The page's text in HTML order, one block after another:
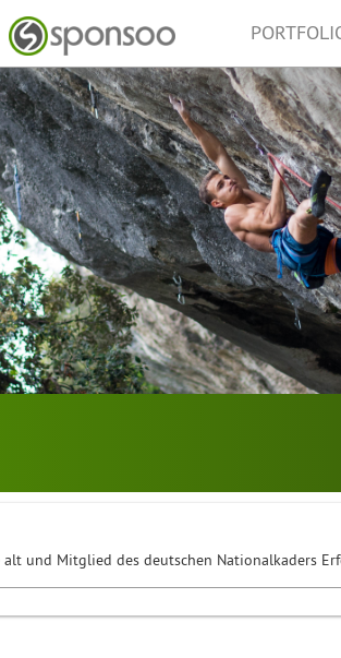
und Mitglied des deutschen Nationalkaders